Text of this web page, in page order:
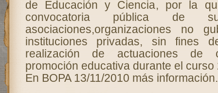
de Educación y Ciencia, por la
convocatoria pública de
asociaciones,organizaciones no
instituciones privadas, sin fines
realización de actuaciones de
promoción educativa durante el curso
En BOPA 13/11/2010 más información.